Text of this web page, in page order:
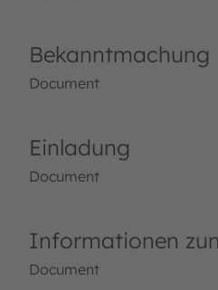
Bekanntmachung
Document
Einladung
Document
Informationen
Document